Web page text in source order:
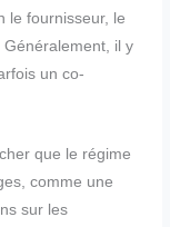
le fournisseur, le
Généralement, il y
un co-
que le régime
comme une
sur les